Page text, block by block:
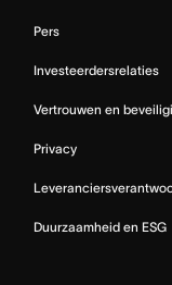
Pers
Investeerdersrelaties
Vertrouwen en
Privacy
Duurzaamheid en ESG